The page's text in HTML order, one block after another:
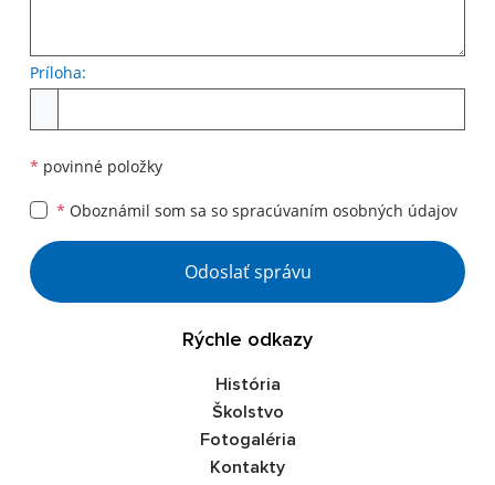
Príloha:
* povinné položky
* Oboznámil som sa so spracúvaním osobných údajov
Google reCaptcha Response
Odoslať správu
Rýchle odkazy
História
Školstvo
Fotogaléria
Kontakty